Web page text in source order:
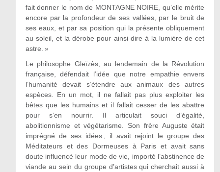
fait donner le nom de MONTAGNE NOIRE, qu’elle mérite
encore par la profondeur de ses vallées, par le bruit de
ses eaux, et par sa position qui la présente obliquement
au soleil, et la dérobe pour ainsi dire à la lumière de cet
astre. »
Le philosophe Gleïzès, au lendemain de la Révolution
française, défendait l’idée que notre empathie envers
l’humanité devait s’étendre aux animaux des autres
espèces. En un mot, il ne fallait pas plus exploiter les
bêtes que les humains et il fallait cesser de les abattre
pour s’en nourrir. Il articulait souci d’égalité,
abolitionnisme et végétarisme. Son frère Auguste était
imprégné de ses idées ; il avait rejoint le groupe des
Méditateurs et des Dormeuses à Paris et avait sans
doute influencé leur mode de vie, importé l’abstinence de
viande au sein du groupe d’artistes qui cherchait aussi à